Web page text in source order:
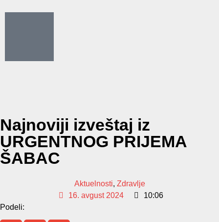
Najnoviji izveštaj iz
URGENTNOG PRIJEMA
ŠABAC
Aktuelnosti, Zdravlje
16. avgust 2024
10:06
Podeli: